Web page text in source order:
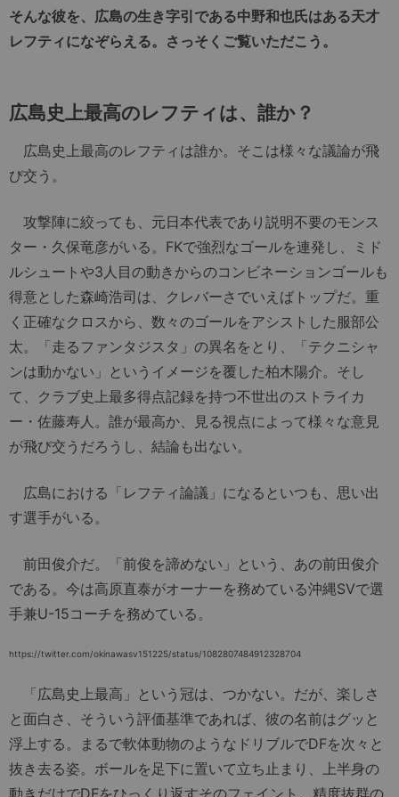
そんな彼を、広島の生き字引である中野和也氏はある天才
レフティになぞらえる。さっそくご覧いただこう。
広島史上最高のレフティは、誰か？
広島史上最高のレフティは誰か。そこは様々な議論が飛
び交う。
攻撃陣に絞っても、元日本代表であり説明不要のモンス
ター・久保竜彦がいる。FKで強烈なゴールを連発し、ミド
ルシュートや3人目の動きからのコンビネーションゴールも
得意とした森崎浩司は、クレバーさでいえばトップだ。重
く正確なクロスから、数々のゴールをアシストした服部公
太。「走るファンタジスタ」の異名をとり、「テクニシャ
ンは動かない」というイメージを覆した柏木陽介。そし
て、クラブ史上最多得点記録を持つ不世出のストライカ
ー・佐藤寿人。誰が最高か、見る視点によって様々な意見
が飛び交うだろうし、結論も出ない。
広島における「レフティ論議」になるといつも、思い出
す選手がいる。
前田俊介だ。「前俊を諦めない」という、あの前田俊介
である。今は高原直泰がオーナーを務めている沖縄SVで選
手兼U-15コーチを務めている。
https://twitter.com/okinawasv151225/status/1082807484912328704
「広島史上最高」という冠は、つかない。だが、楽しさ
と面白さ、そういう評価基準であれば、彼の名前はグッと
浮上する。まるで軟体動物のようなドリブルでDFを次々と
抜き去る姿。ボールを足下に置いて立ち止まり、上半身の